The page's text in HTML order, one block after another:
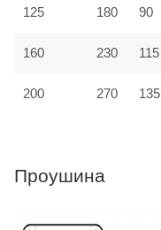
125 180 90
160 230 115
200 270 135
Проушина